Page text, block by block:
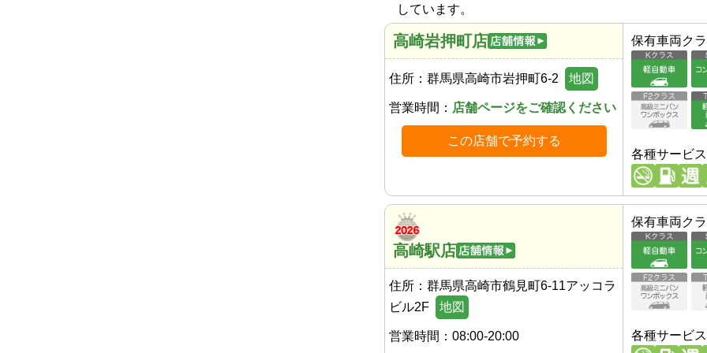
しています。
高崎岩押町店
住所： 群馬県高崎市岩押町6-2 地図
営業時間： 店舗ページをご確認ください
この店舗で予約する
保有車両ク
各種サービス
高崎駅店
住所： 群馬県高崎市鶴見町6-11アッコラ
ビル2F
地図
営業時間： 08:00-20:00
保有車両ク
各種サービス